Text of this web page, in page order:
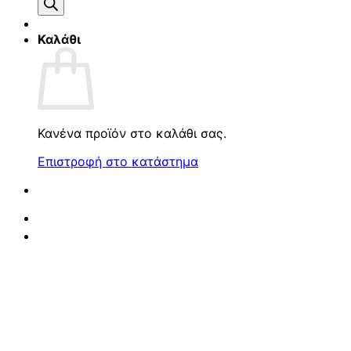
Καλάθι
Κανένα προϊόν στο καλάθι σας.
Επιστροφή στο κατάστημα